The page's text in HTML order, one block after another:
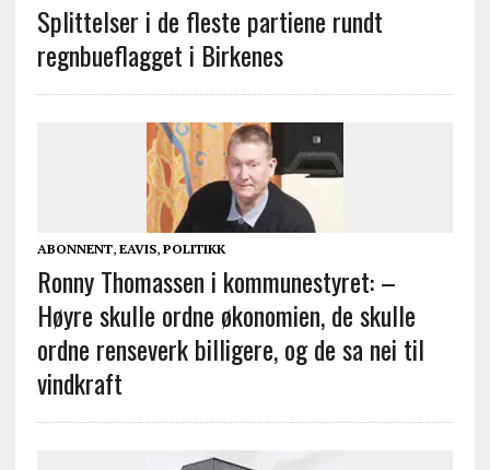
Splittelser i de fleste partiene rundt
regnbueflagget i Birkenes
ABONNENT, EAVIS, POLITIKK
Ronny Thomassen i kommunestyret: –
Høyre skulle ordne økonomien, de skulle
ordne renseverk billigere, og de sa nei til
vindkraft